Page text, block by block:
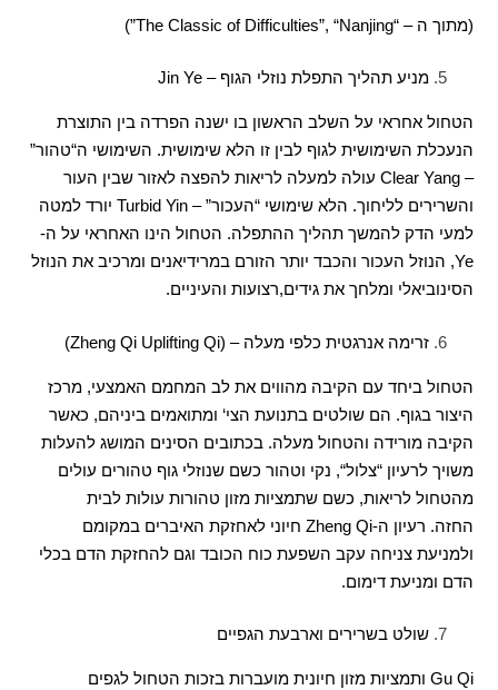
(מתוך ה– “The Classic of Difficulties”, “Nanjing”)
מניע תהליך התפלת נוזלי הגוף– Jin Ye
הטחול אחראי על השלב הראשון בו ישנה הפרדה בין התוצרת
הנעכלת השימושית לגוף לבין זו הלא שימושית. השימושי ה“טהור”
– Clear Yang
עולה למעלה לריאות להפצה לאזור שבין העור
והשרירים לליחוך. הלא שימושי“העכור” – Turbid Yin
יורד למטה
למעי הדק להמשך תהליך ההתפלה. הטחול הינו האחראי על ה-
Ye, הנוזל העכור והכבד יותר הזורם במרידיאנים ומרכיב את הנוזל
הסינוביאלי ומלחך את גידים,רצועות והעיניים.
זרימה אנרגטית כלפי מעלה– (Zheng Qi Uplifting Qi)
הטחול ביחד עם הקיבה מהווים את לב המחמם האמצעי,מרכז
היצור בגוף. הם שולטים בתנועת הצי‘ ומתואמים ביניהם, כאשר
הקיבה מורידה והטחול מעלה.בכתובים הסינים המושג להעלות
משויך לרעיון“צלול“, נקי וטהור כשם שנוזלי גוף טהורים עולים
מהטחול לריאות, כשם שתמציות מזון טהורות עולות לבית
החזה. רעיון ה-Zheng Qi
חיוני לאחזקת האיברים במקומם
ולמניעת צניחה עקב השפעת כוח הכובד וגם להחזקת הדם בכלי
הדם ומניעת דימום.
שולט בשרירים וארבעת הגפיים
Gu Qi ותמציות מזון חיונית מועברות בזכות הטחול לגפים